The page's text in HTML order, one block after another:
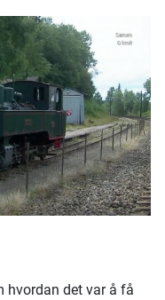
hvordan det var å få